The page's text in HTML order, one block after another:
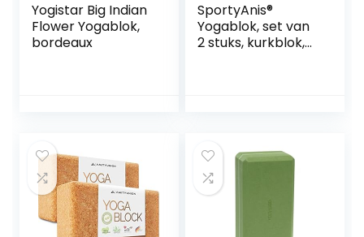
Yogistar Big Indian
Flower Yogablok,
bordeaux
SportyAnis®
Yogablok, set van
2 stuks, kurkblok,
natuurkurk